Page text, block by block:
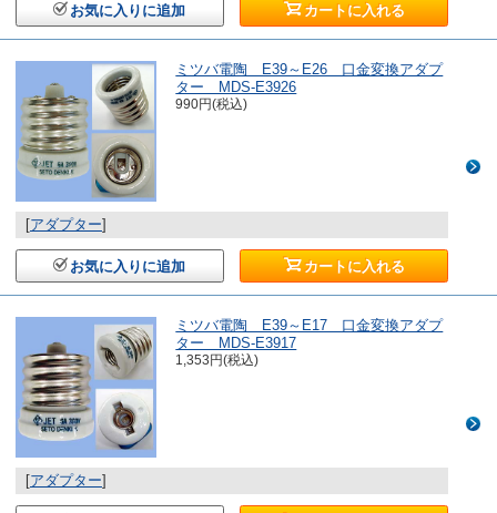
お気に入りに追加 カートに入れる
ミツバ電陶 E39～E26 口金変換アダプ
ター MDS-E3926
990円(税込)
[アダプター]
お気に入りに追加 カートに入れる
ミツバ電陶 E39～E17 口金変換アダプ
ター MDS-E3917
1,353円(税込)
[アダプター]